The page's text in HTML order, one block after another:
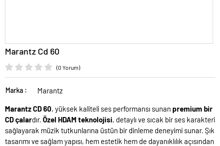
Marantz Cd 60
(0 Yorum)
Marka : Marantz
Marantz CD 60, yüksek kaliteli ses performansı sunan premium bir
CD çalardır. Özel HDAM teknolojisi, detaylı ve sıcak bir ses karakteri
sağlayarak müzik tutkunlarına üstün bir dinleme deneyimi sunar. Şık
tasarımı ve sağlam yapısı, hem estetik hem de dayanıklılık açısından